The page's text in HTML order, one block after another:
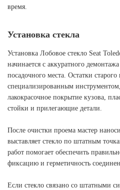
время.
Установка стекла
Установка Лобовое стекло Seat
начинается с аккуратного
посадочного места. Остатки старого
специализированным
лакокрасочное покрытие кузова,
стойки и прилегающие детали.
После очистки проема мастер
выставляет стекло по штатным
работ помогает обеспечить
фиксацию и герметичность
Если стекло связано со штатными